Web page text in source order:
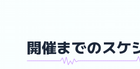
開催までのスケ